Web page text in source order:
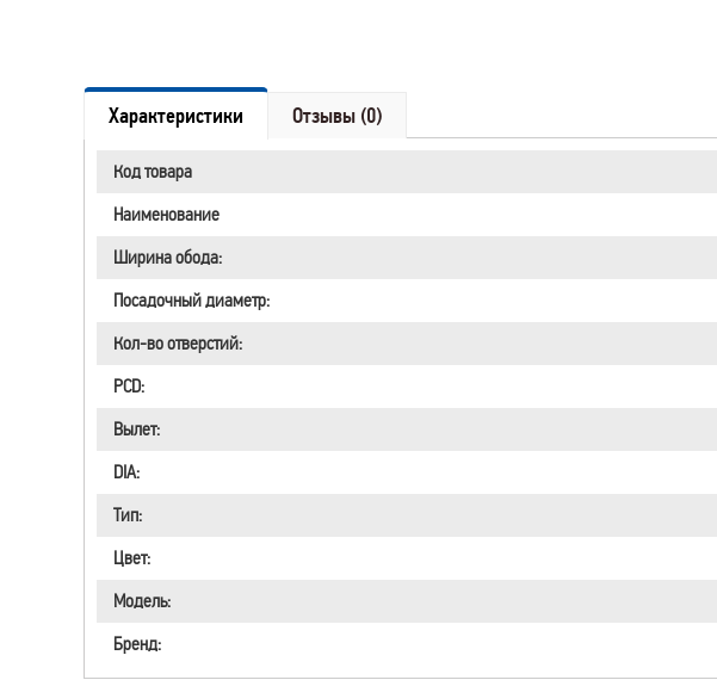
Характеристики Отзывы (0)
Код товара
Наименование
Ширина обода:
Посадочный диаметр:
Кол-во отверстий:
PCD:
Вылет:
DIA:
Тип:
Цвет:
Модель:
Бренд: